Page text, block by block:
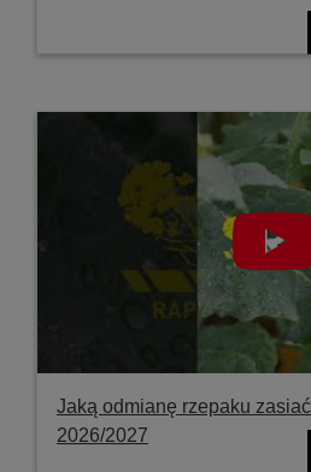
Jaką odmianę rzepaku
2026/2027